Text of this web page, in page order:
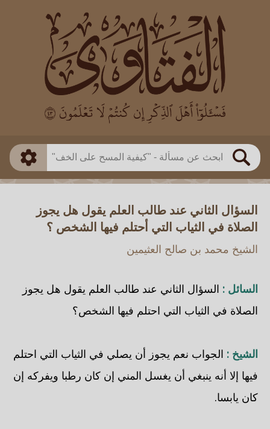
بحث
العالم
بن باز
بن العثيمين
اللجنة الدائمة
طريقة البحث
ذكي
السؤال الثاني عند طالب العلم يقول هل يجوز
الصلاة في الثياب التي أحتلم فيها الشخص ؟
الشيخ محمد بن صالح العثيمين
السائل : السؤال الثاني عند طالب العلم يقول هل يجوز
الصلاة في الثياب التي احتلم فيها الشخص؟
الشيخ : الجواب نعم يجوز أن يصلي في الثياب التي احتلم
فيها إلا أنه ينبغي أن يغسل المني إن كان رطبا ويفركه إن
كان يابسا.